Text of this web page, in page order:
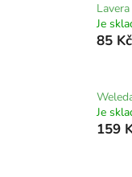
Je
85 Kč
Je
159